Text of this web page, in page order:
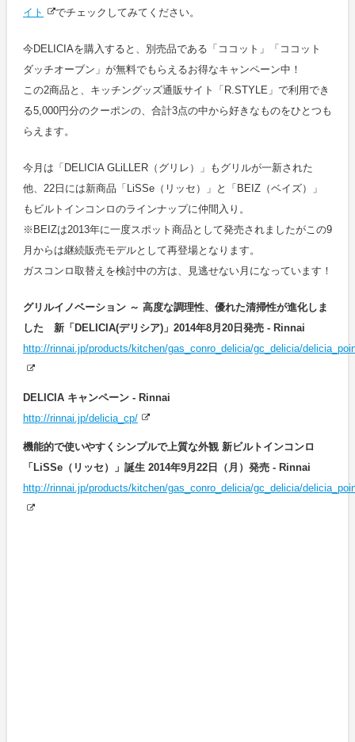
イト
でチェックしてみてください。
今DELICIAを購入すると、別売品である「ココット」「ココット
ダッチオーブン」が無料でもらえるお得なキャンペーン中！
この2商品と、キッチングッズ通販サイト「R.STYLE」で利用でき
る5,000円分のクーポンの、合計3点の中から好きなものをひとつも
らえます。
今月は「DELICIA GLiLLER（グリレ）」もグリルが一新された
他、22日には新商品「LiSSe（リッセ）」と「BEIZ（ベイズ）」
もビルトインコンロのラインナップに仲間入り。
※BEIZは2013年に一度スポット商品として発売されましたがこの9
月からは継続販売モデルとして再登場となります。
ガスコンロ取替えを検討中の方は、見逃せない月になっています！
グリルイノベーション ～ 高度な調理性、優れた清掃性が進化しま
した 新「DELICIA(デリシア)」2014年8月20日発売 - Rinnai
http://rinnai.jp/products/kitchen/gas_conro_delicia/gc_delicia/
DELICIA キャンペーン - Rinnai
http://rinnai.jp/delicia_cp/
機能的で使いやすくシンプルで上質な外観 新ビルトインコンロ
「LiSSe（リッセ）」誕生 2014年9月22日（月）発売 - Rinnai
http://rinnai.jp/products/kitchen/gas_conro_delicia/gc_delicia/